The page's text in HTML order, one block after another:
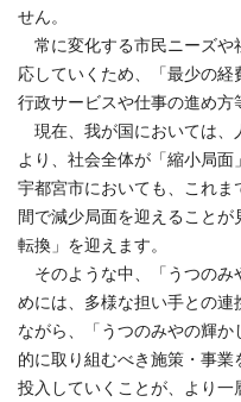
せん。
常に変化する市民ニーズや
応していくため、「最少の
行政サービスや仕事の進め方
現在、我が国においては、
より、社会全体が「縮小局面
宇都宮市においても、これ
間で減少局面を迎えること
転換」を迎えます。
そのような中、「うつのみ
めには、多様な担い手との
ながら、「うつのみやの輝
的に取り組むべき施策・事
投入していくことが、より一